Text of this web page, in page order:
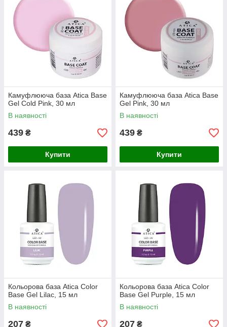
Камуфлююча база Atica Base
Gel Сold Pink, 30 мл
В наявності
439 ₴
Купити
Камуфлююча база Atica Base
Gel Pink, 30 мл
В наявності
439 ₴
Купити
Кольорова база Atica Color
Base Gel Lilac, 15 мл
В наявності
207 ₴
Кольорова база Atica Color
Base Gel Purple, 15 мл
В наявності
207 ₴